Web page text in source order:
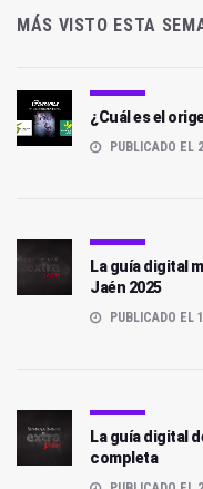
MÁS VISTO ESTA
¿Cuál es el
PUBLICADO EL
La guía digital
Jaén 2025
PUBLICADO EL
La guía digital
completa